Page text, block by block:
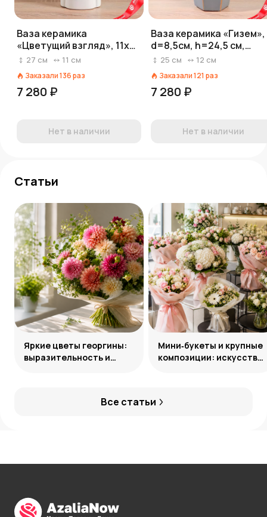
Ваза керамика
«Цветущий взгляд», 11х27
см, белый
27 см 11 см
Заказали136раз
7 280 ₽
Нет в наличии
Ваза керамика «Гизем»,
d=8,5см, h=24,5 см,
золотисто-голубой
25 см 12 см
Заказали121 раз
7 280 ₽
Нет в наличии
Статьи
Все статьи
Яркие цветы георгины:
выразительность и
Мини‑букеты и крупные
композиции: искусство